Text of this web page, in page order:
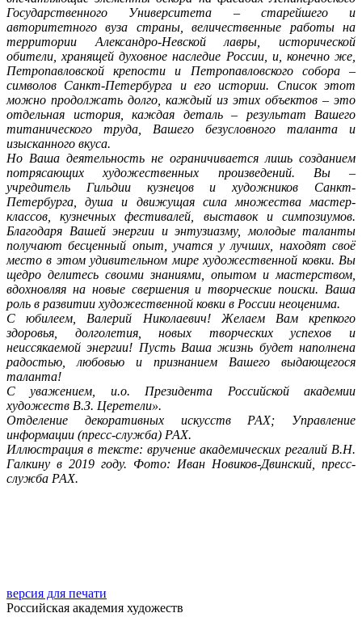
Государственного Университета – старейшего и
авторитетного вуза страны, величественные работы на
территории Александро-Невской лавры, исторической
обители, хранящей духовное наследие России, и, конечно же,
Петропавловской крепости и Петропавловского собора –
символов Санкт-Петербурга и его истории. Список этот
можно продолжать долго, каждый из этих объектов – это
отдельная история, каждая деталь – результат Вашего
титанического труда, Вашего безусловного таланта и
изысканного вкуса.
Но Ваша деятельность не ограничивается лишь созданием
потрясающих художественных произведений. Вы –
учредитель Гильдии кузнецов и художников Санкт-
Петербурга, душа и движущая сила множества мастер-
классов, кузнечных фестивалей, выставок и симпозиумов.
Благодаря Вашей энергии и энтузиазму, молодые таланты
получают бесценный опыт, учатся у лучших, находят своё
место в этом удивительном мире художественной ковки. Вы
щедро делитесь своими знаниями, опытом и мастерством,
вдохновляя на новые свершения и творческие поиски. Ваша
роль в развитии художественной ковки в России неоценима.
С юбилеем, Валерий Николаевич! Желаем Вам крепкого
здоровья, долголетия, новых творческих успехов и
неиссякаемой энергии! Пусть Ваша жизнь будет наполнена
радостью, любовью и признанием Вашего выдающегося
таланта!
С уважением, и.о. Президента Российской академии
художеств В.З. Церетели».
Отделение декоративных искусств РАХ; Управление
информации (пресс-служба) РАХ.
Иллюстрация в тексте: вручение академических регалий В.Н.
Галкину в 2019 году. Фото: Иван Новиков-Двинский, пресс-
служба РАХ.
версия для печати
Российская академия художеств